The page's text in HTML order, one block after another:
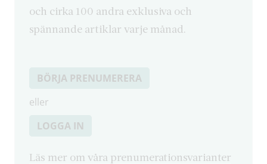
och cirka 100 andra exklusiva och
spännande artiklar varje månad.
BÖRJA PRENUMERERA
eller
LOGGA IN
Läs mer om våra prenumerationsvarianter